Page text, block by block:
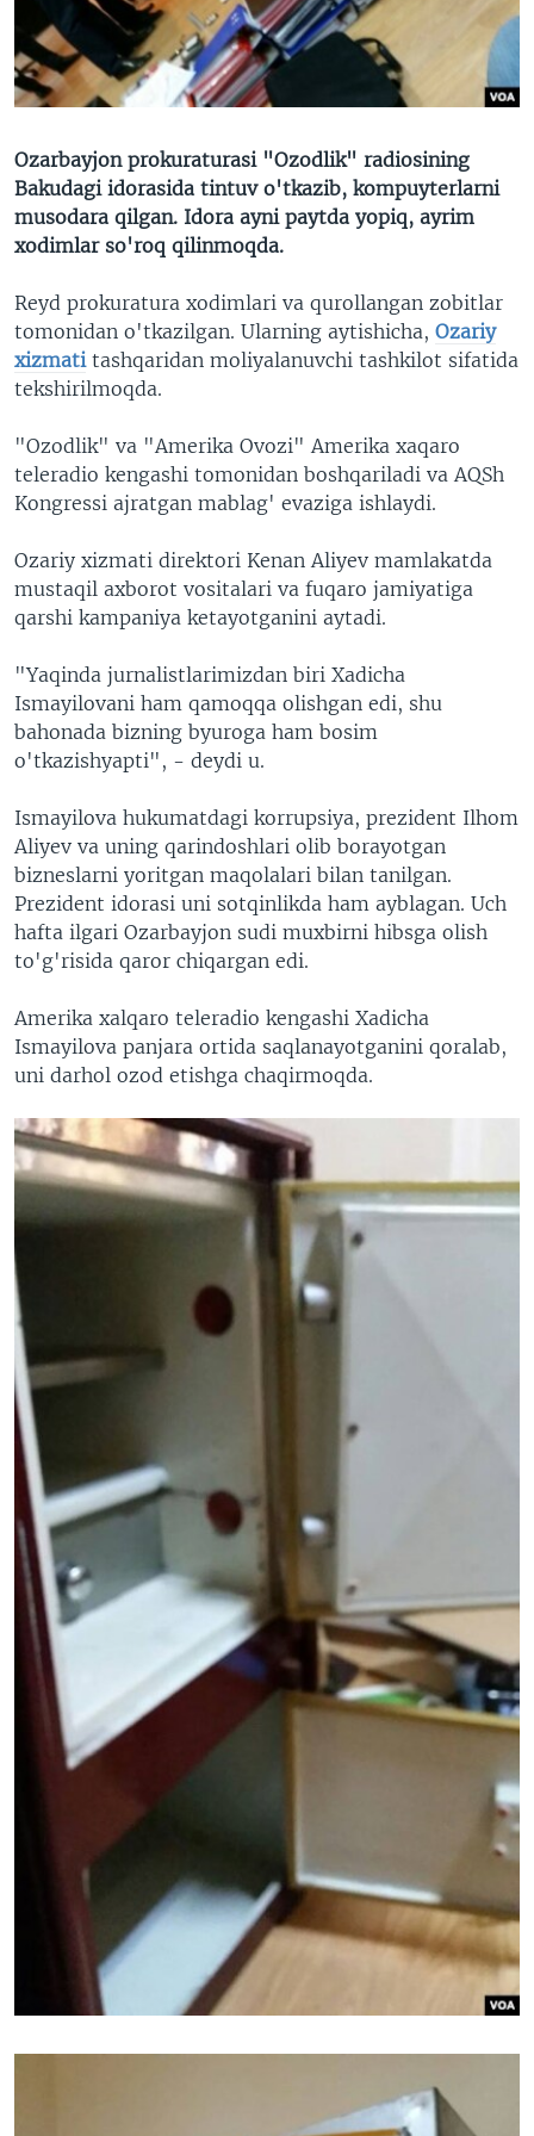
VIDEO
XABARLAR SURATLARDA
ODNOKLASSNIKI
TELEGRAM
TWITTER
SOUNDCLOUD
VOA
Ozarbayjon prokuraturasi "Ozodlik" radiosining
Bakudagi idorasida tintuv o'tkazib, kompuyterlarni
musodara qilgan. Idora ayni paytda yopiq, ayrim
xodimlar so'roq qilinmoqda.
Reyd prokuratura xodimlari va qurollangan zobitlar
tomonidan o'tkazilgan. Ularning aytishicha, Ozariy
xizmatitashqaridan moliyalanuvchi tashkilot sifatida
tekshirilmoqda.
"Ozodlik" va "Amerika Ovozi" Amerika xaqaro
teleradio kengashi tomonidan boshqariladi va AQSh
Kongressi ajratgan mablag' evaziga ishlaydi.
Ozariy xizmati direktori Kenan Aliyev mamlakatda
mustaqil axborot vositalari va fuqaro jamiyatiga
qarshi kampaniya ketayotganini aytadi.
"Yaqinda jurnalistlarimizdan biri Xadicha
Ismayilovani ham qamoqqa olishgan edi, shu
bahonada bizning byuroga ham bosim
o'tkazishyapti", - deydi u.
Ismayilova hukumatdagi korrupsiya, prezident Ilhom
Aliyev va uning qarindoshlari olib borayotgan
bizneslarni yoritgan maqolalari bilan tanilgan.
Prezident idorasi uni sotqinlikda ham ayblagan. Uch
hafta ilgari Ozarbayjon sudi muxbirni hibsga olish
to'g'risida qaror chiqargan edi.
Amerika xalqaro teleradio kengashi Xadicha
Ismayilova panjara ortida saqlanayotganini qoralab,
uni darhol ozod etishga chaqirmoqda.